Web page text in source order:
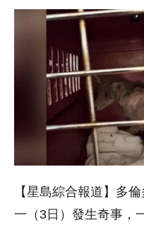
【星島綜合報道】多
一（3日）發生奇事，